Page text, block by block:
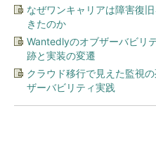
なぜワンキャリアは障害復
きたのか
Wantedlyのオブザーバビリ
跡と実装の変遷
クラウド移行で見えた監視
ザーバビリティ実践